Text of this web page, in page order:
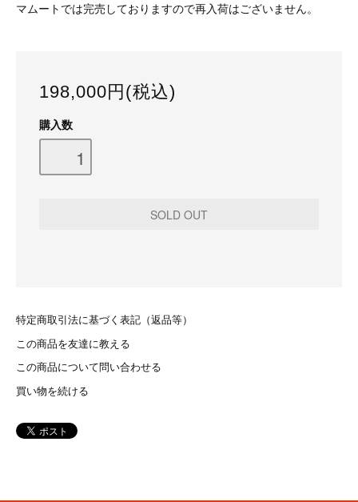
マムートでは完売しておりますので再入荷はございません。
198,000円(税込)
購入数
特定商取引法に基づく表記（返品等）
この商品を友達に教える
この商品について問い合わせる
買い物を続ける